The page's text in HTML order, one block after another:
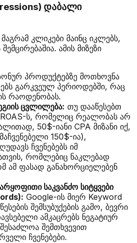
დაბალი
კლიკები მაინც იკლებს,
ამის მიზეზი
პროდუქტებზე მოთხოვნა
გარკვეულ პერიოდებში, რაც
რაოდენობას.
ცვლილება: თუ დააწესებთ
ROAS-ს, რომელიც რეალობას არ
50$-იანი CPA მიზანი იქ,
150$-ია),
ჩვენებებს იმ
რომლებიც ნაკლებად
ამ ფასად განახორციელებენ
საკვანძო სიტყვები
Google-ის მიერ Keyword
შემსუბუქების გამო, ბევრი
ამკაცრებს ნეგატიურ
შემთხვევით
ჩვენებები.